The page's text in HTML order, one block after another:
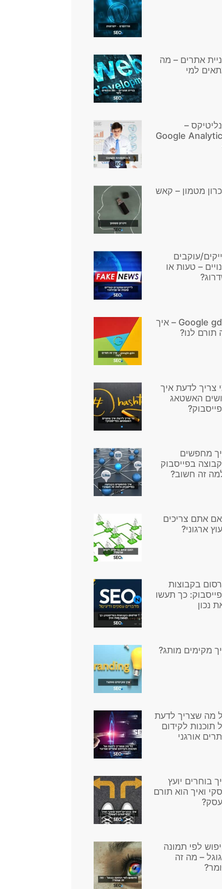
אתרים – מה
למי
–
Google
מטמון – קאש
עוקבים
– טעות או
Google gdn – איך
תורם לנו?
צריך לדעת איך
האשטאג
מחפשים
בפייסבוק
זה חשוב?
אתם צריכים
ארגוני?
בקבוצות
כך תעשו
נכון
מקימים מותג?
מה שצריך לדעת
תוכנות לקידום
אורגני
בוחרים יועץ
ואיך הוא תורם
לפי תמונה
– מה זה